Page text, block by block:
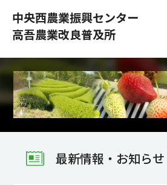
中央西農業振興センター
高吾農業改良普及所
最新情報・お知らせ